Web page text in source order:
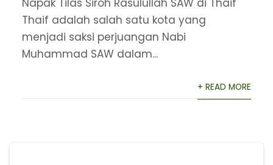
Thaif adalah salah satu kota yang
menjadi saksi perjuangan Nabi
Muhammad SAW dalam...
+ READ MORE